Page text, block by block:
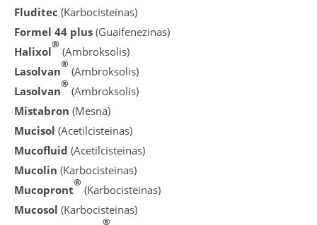
Fluditec (Karbocisteinas)
Formel 44 plus (Guaifenezinas)
Halixol
®
(Ambroksolis)
Lasolvan
®
(Ambroksolis)
Lasolvan
®
(Ambroksolis)
Mistabron (Mesna)
Mucisol (Acetilcisteinas)
Mucofluid (Acetilcisteinas)
Mucolin (Karbocisteinas)
Mucopront
®
(Karbocisteinas)
Mucosol (Karbocisteinas)
®